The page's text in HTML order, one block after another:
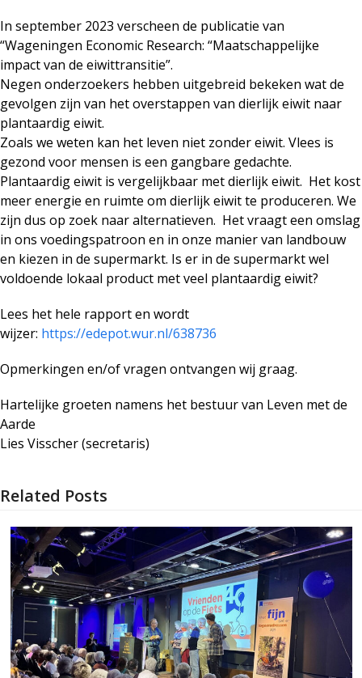
In september 2023 verscheen de publicatie van
“Wageningen Economic Research: “Maatschappelijke
impact van de eiwittransitie”.
Negen onderzoekers hebben uitgebreid bekeken wat de
gevolgen zijn van het overstappen van dierlijk eiwit naar
plantaardig eiwit.
Zoals we weten kan het leven niet zonder eiwit. Vlees is
gezond voor mensen is een gangbare gedachte.
Plantaardig eiwit is vergelijkbaar met dierlijk eiwit. Het kost
meer energie en ruimte om dierlijk eiwit te produceren. We
zijn dus op zoek naar alternatieven. Het vraagt een omslag
in ons voedingspatroon en in onze manier van landbouw
en kiezen in de supermarkt. Is er in de supermarkt wel
voldoende lokaal product met veel plantaardig eiwit?
Lees het hele rapport en wordt
wijzer: https://edepot.wur.nl/638736
Opmerkingen en/of vragen ontvangen wij graag.
Hartelijke groeten namens het bestuur van Leven met de
Aarde
Lies Visscher (secretaris)
Related Posts